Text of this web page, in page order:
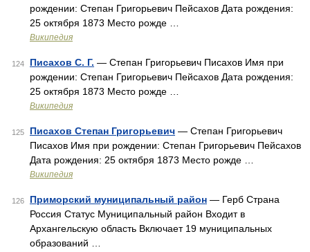
рождении: Степан Григорьевич Пейсахов Дата рождения:
25 октября 1873 Место рожде …
Википедия
124 Писахов С. Г. — Степан Григорьевич Писахов Имя при
рождении: Степан Григорьевич Пейсахов Дата рождения:
25 октября 1873 Место рожде …
Википедия
125 Писахов Степан Григорьевич — Степан Григорьевич
Писахов Имя при рождении: Степан Григорьевич Пейсахов
Дата рождения: 25 октября 1873 Место рожде …
Википедия
126 Приморский муниципальный район — Герб Страна
Россия Статус Муниципальный район Входит в
Архангельскую область Включает 19 муниципальных
образований …